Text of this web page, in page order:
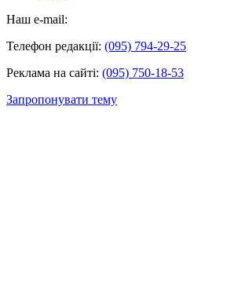
Наш e-mail:
Телефон редакції: (095) 794-29-25
Реклама на сайті: (095) 750-18-53
Запропонувати тему